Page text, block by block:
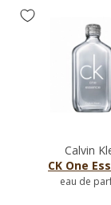
Calvin
CK One
eau de